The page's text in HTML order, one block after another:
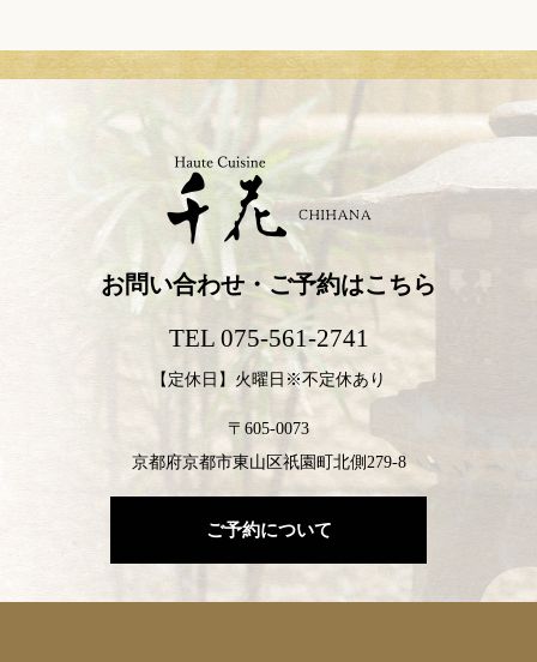
お問い合わせ・ご予約はこちら
TEL 075-561-2741
【定休日】火曜日※不定休あり
〒605-0073
京都府京都市東山区祇園町北側279-8
ご予約について